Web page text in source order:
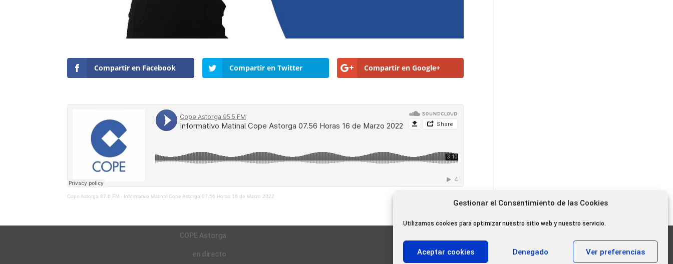
Gestionar el Consentimiento de las Cookies
Utilizamos cookies para optimizar nuestro sitio web y nuestro servicio.
Aceptar cookies Denegado Ver preferencias
Compartir en Facebook Compartir en Twitter Compartir en Google+
Cope Astorga 87.6 FM · Informativo Matinal Cope Astorga 07.56 Horas 16 de Marzo 2022
COPE Astorga
en directo 11.000 Gracias